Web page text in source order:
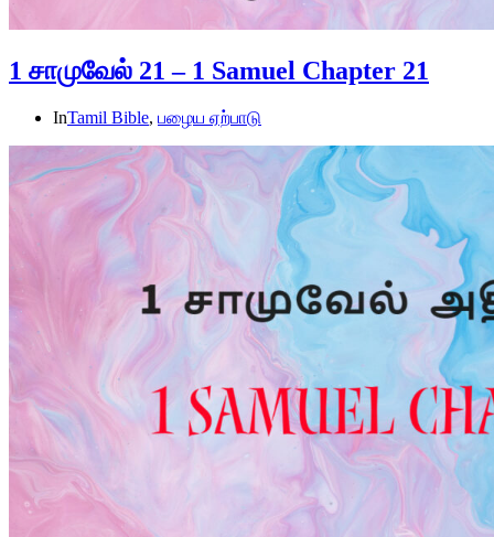
1 சாமுவேல் 21 – 1 Samuel Chapter 21
InTamil Bible, பழைய ஏற்பாடு